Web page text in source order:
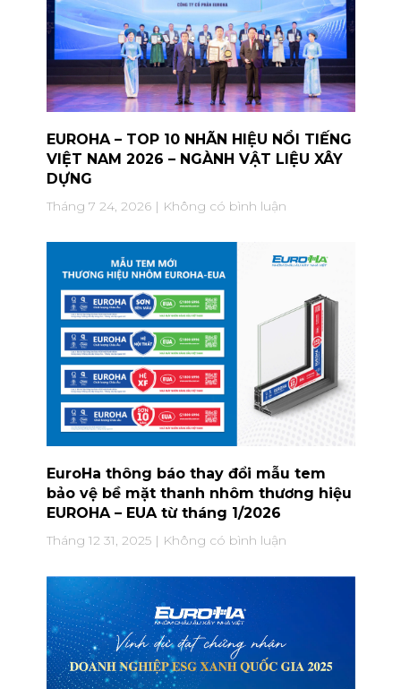
EUROHA – TOP 10 NHÃN HIỆU NỔI TIẾNG
VIỆT NAM 2026 – NGÀNH VẬT LIỆU XÂY
DỰNG
Tháng 7 24, 2026 Không có bình luận
EuroHa thông báo thay đổi mẫu tem
bảo vệ bề mặt thanh nhôm thương hiệu
EUROHA – EUA từ tháng 1/2026
Tháng 12 31, 2025 Không có bình luận